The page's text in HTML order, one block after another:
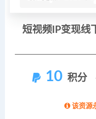
10 积分
该资源